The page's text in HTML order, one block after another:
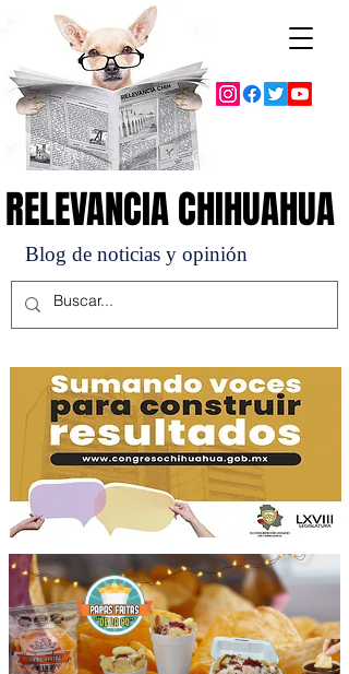
Blog de noticias y opinión
RELEVANCIA CHIHUAHUA
RELEVANCIA CHIHUAHUA